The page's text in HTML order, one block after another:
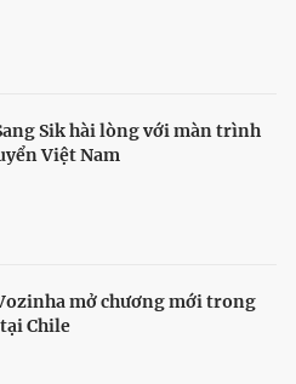
Sik hài lòng với màn trình
Việt Nam
mở chương mới trong
Chile